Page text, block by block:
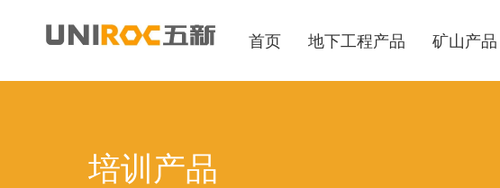
首页 地下工程产品 矿山产品
培训产品